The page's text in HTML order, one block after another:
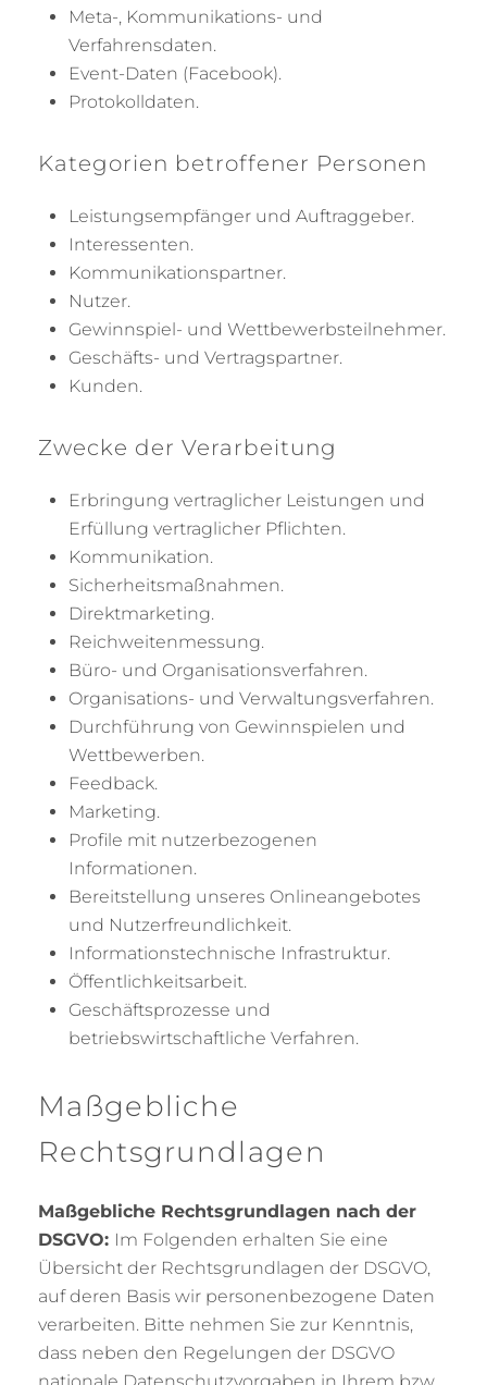
Meta-, Kommunikations- und
Verfahrensdaten.
Event-Daten (Facebook).
Protokolldaten.
Kategorien betroffener Personen
Leistungsempfänger und Auftraggeber.
Interessenten.
Kommunikationspartner.
Nutzer.
Gewinnspiel- und Wettbewerbsteilnehmer.
Geschäfts- und Vertragspartner.
Kunden.
Zwecke der Verarbeitung
Erbringung vertraglicher Leistungen und
Erfüllung vertraglicher Pflichten.
Kommunikation.
Sicherheitsmaßnahmen.
Direktmarketing.
Reichweitenmessung.
Büro- und Organisationsverfahren.
Organisations- und Verwaltungsverfahren.
Durchführung von Gewinnspielen und
Wettbewerben.
Feedback.
Marketing.
Profile mit nutzerbezogenen
Informationen.
Bereitstellung unseres Onlineangebotes
und Nutzerfreundlichkeit.
Informationstechnische Infrastruktur.
Öffentlichkeitsarbeit.
Geschäftsprozesse und
betriebswirtschaftliche Verfahren.
Maßgebliche
Rechtsgrundlagen
Maßgebliche Rechtsgrundlagen nach der
DSGVO: Im Folgenden erhalten Sie eine
Übersicht der Rechtsgrundlagen der DSGVO,
auf deren Basis wir personenbezogene Daten
verarbeiten. Bitte nehmen Sie zur Kenntnis,
dass neben den Regelungen der DSGVO